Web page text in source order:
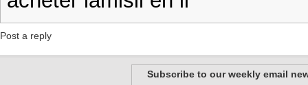
Post a reply
Subscribe to our weekly email